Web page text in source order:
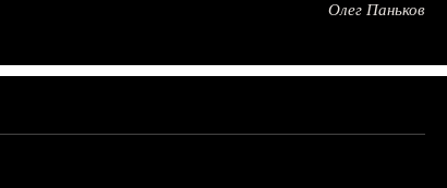
Олег Паньков